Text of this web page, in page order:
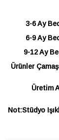
3-6 Ay
6-9 Ay
9-12 Ay
Ürünler
Üretim
Not:Stüdyo